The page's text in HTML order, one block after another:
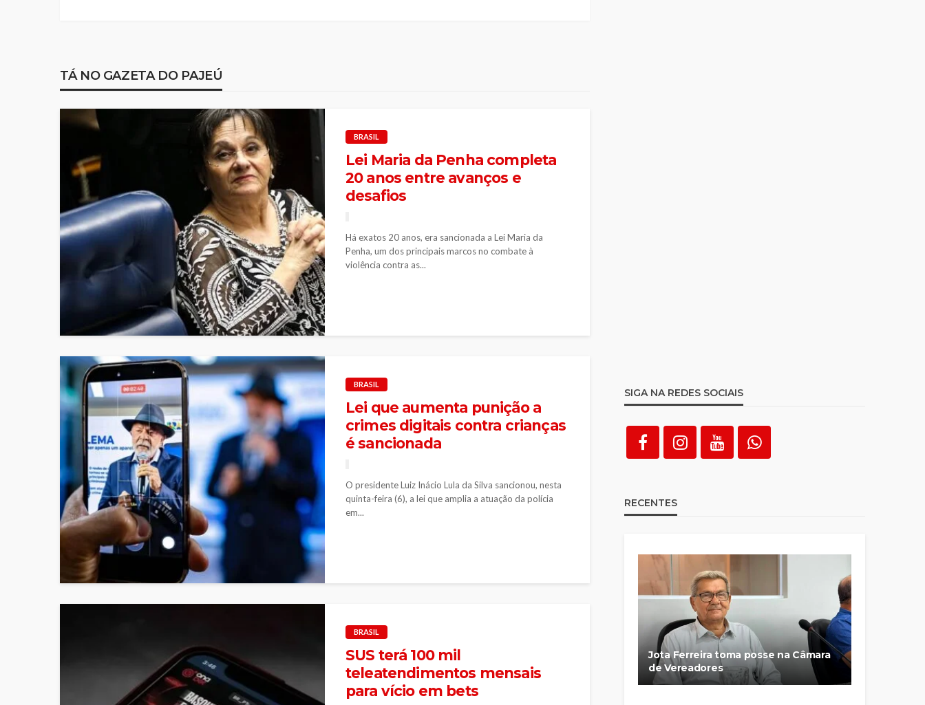
TÁ NO GAZETA DO PAJEÚ
BRASIL
Lei Maria da Penha completa
20 anos entre avanços e
desafios
Há exatos 20 anos, era sancionada a Lei Maria da
Penha, um dos principais marcos no combate à
violência contra as...
BRASIL
Lei que aumenta punição a
crimes digitais contra crianças
é sancionada
O presidente Luiz Inácio Lula da Silva sancionou, nesta
quinta-feira (6), a lei que amplia a atuação da polícia
em...
BRASIL
SUS terá 100 mil
teleatendimentos mensais
para vício em bets
SIGA NA REDES SOCIAIS
RECENTES
Jota Ferreira toma posse na Câmara
de Vereadores